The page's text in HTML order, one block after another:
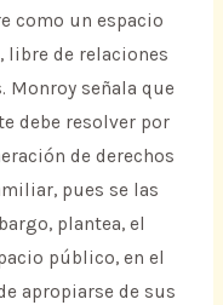
como un espacio
libre de relaciones
señala que
debe resolver por
de derechos
pues se las
plantea, el
público, en el
apropiarse de sus